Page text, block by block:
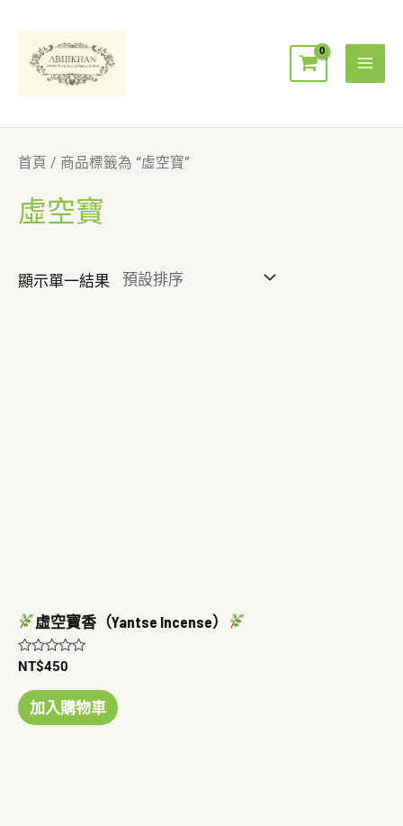
首頁 / 商品標籤為 “虛空寶”
虛空寶
顯示單一結果
虛空寶香（Yantse Incense）
評
滿
分
NT$450
加入購物車